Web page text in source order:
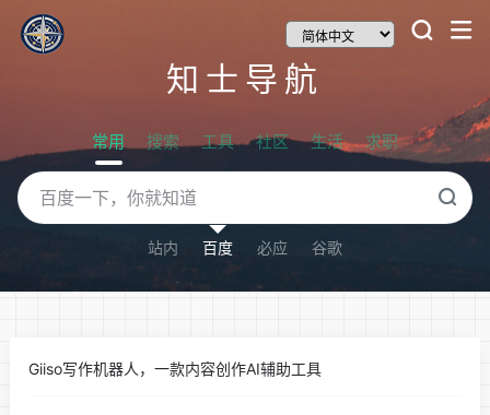
知士导航
常用 搜索 工具 社区 生活 求职
站内 百度 必应 谷歌
Giiso写作机器人，一款内容创作AI辅助工具